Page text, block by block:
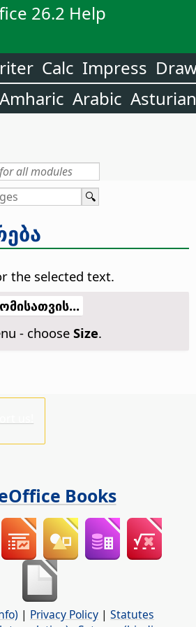
26.2 Help
Calc Impress
Amharic Arabic Asturian
the selected text.
- choose Size.
Books
| Privacy Policy | Statutes